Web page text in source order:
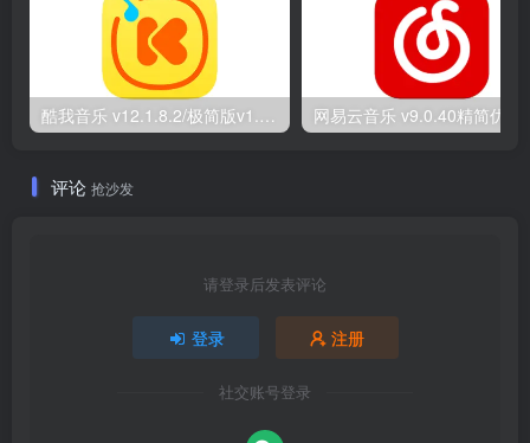
评论 抢沙发
请登录后发表评论
登录 注册
社交账号登录